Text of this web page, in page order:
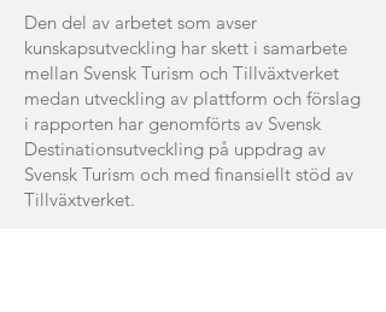
Den del av arbetet som avser
kunskapsutveckling har skett i samarbete
mellan Svensk Turism och Tillväxtverket
medan utveckling av plattform och förslag
i rapporten har genomförts av Svensk
Destinationsutveckling på uppdrag av
Svensk Turism och med finansiellt stöd av
Tillväxtverket.